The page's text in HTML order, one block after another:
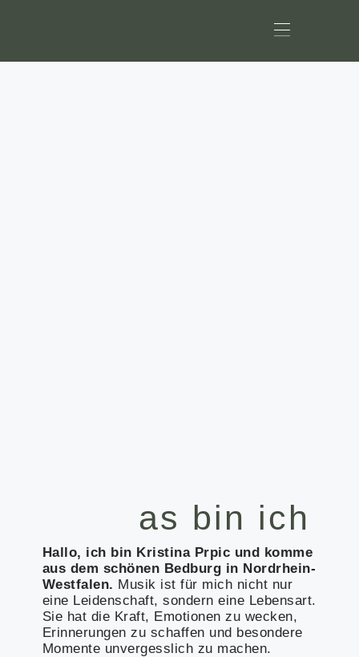
as bin ich
Hallo, ich bin Kristina Prpic und komme
aus dem schönen Bedburg in Nordrhein-
Westfalen. Musik ist für mich nicht nur
eine Leidenschaft, sondern eine Lebensart.
Sie hat die Kraft, Emotionen zu wecken,
Erinnerungen zu schaffen und besondere
Momente unvergesslich zu machen.